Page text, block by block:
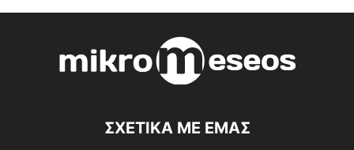
ΣΧΕΤΙΚΑ ΜΕ ΕΜΑΣ